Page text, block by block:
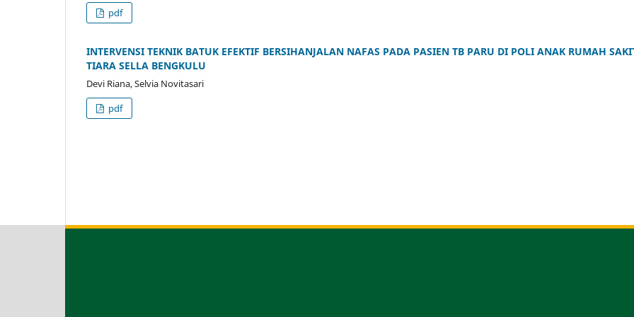
pdf
INTERVENSI TEKNIK BATUK EFEKTIF BERSIHANJALAN NAFAS PADA PASIEN TB PARU DI POLI ANAK RUMAH
TIARA SELLA BENGKULU
Devi Riana, Selvia Novitasari
pdf